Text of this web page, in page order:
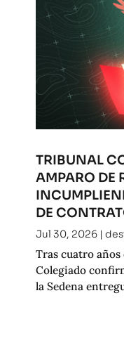
TRIBUNAL
AMPARO DE
DE
Jul 30, 2026|
Tras cuatro
Colegiado
la Sedena